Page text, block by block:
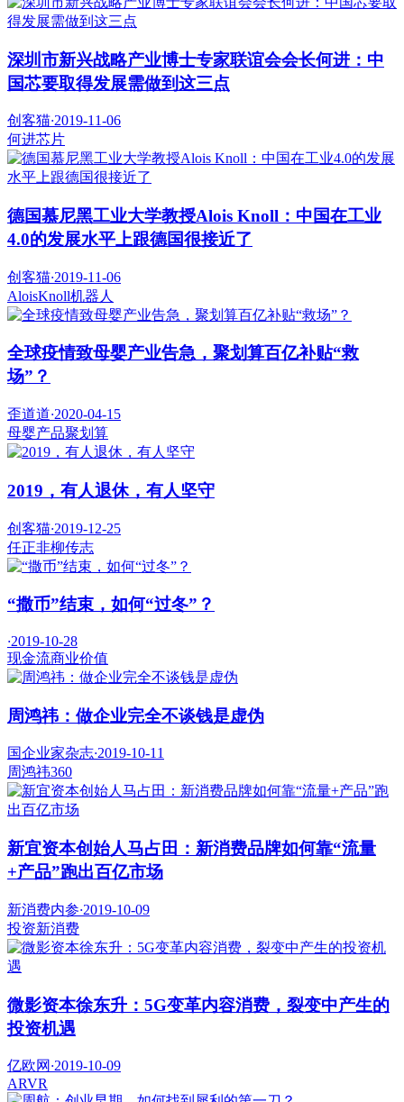
深圳市新兴战略产业博士专家联谊会会长何进：中
国芯要取得发展需做到这三点
创客猫·2019-11-06
何进芯片
德国慕尼黑工业大学教授Alois Knoll：中国在工业
4.0的发展水平上跟德国很接近了
创客猫·2019-11-06
AloisKnoll机器人
全球疫情致母婴产业告急，聚划算百亿补贴“救
场”？
歪道道·2020-04-15
母婴产品聚划算
2019，有人退休，有人坚守
创客猫·2019-12-25
任正非柳传志
“撒币”结束，如何“过冬”？
·2019-10-28
现金流商业价值
周鸿祎：做企业完全不谈钱是虚伪
国企业家杂志·2019-10-11
周鸿祎360
新宜资本创始人马占田：新消费品牌如何靠“流量
+产品”跑出百亿市场
新消费内参·2019-10-09
投资新消费
微影资本徐东升：5G变革内容消费，裂变中产生的
投资机遇
亿欧网 ·2019-10-09
ARVR